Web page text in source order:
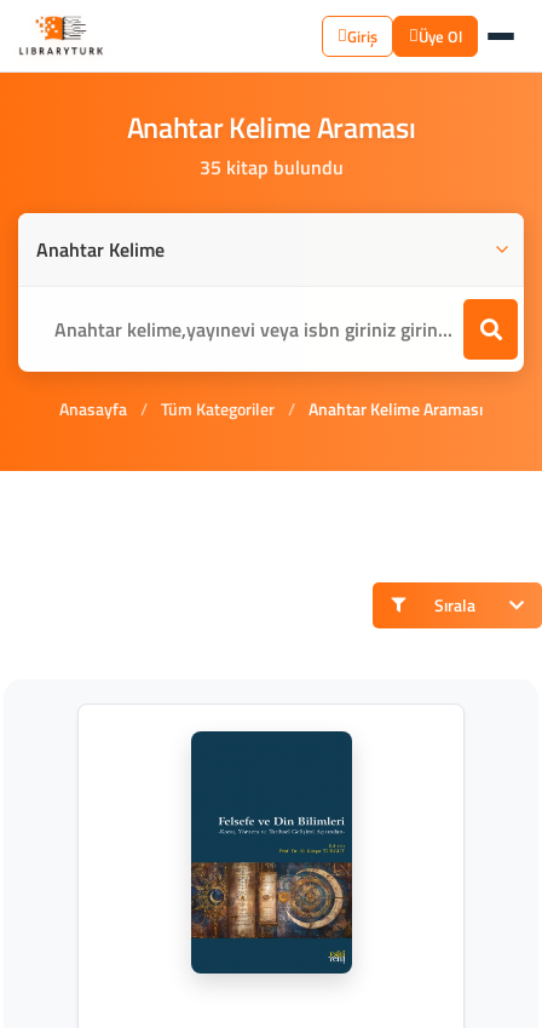
Giriş Üye Ol
AnahtarKelimeAraması
35 kitap bulundu
Anasayfa / Tüm Kategoriler / Anahtar Kelime Araması
Sırala